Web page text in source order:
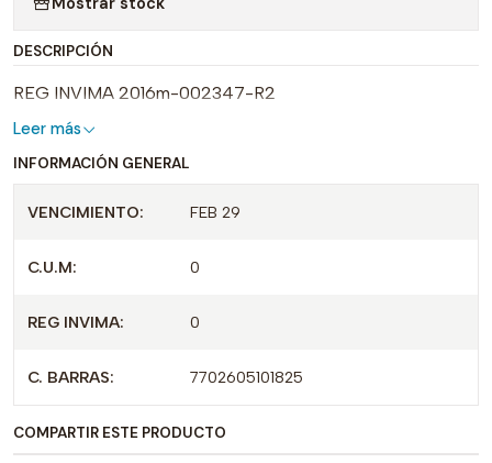
DESCRIPCIÓN
REG INVIMA 2016m-002347-R2
Leer más
INFORMACIÓN GENERAL
VENCIMIENTO: FEB 29
C.U.M: 0
REG INVIMA: 0
C. BARRAS: 7702605101825
COMPARTIR ESTE PRODUCTO